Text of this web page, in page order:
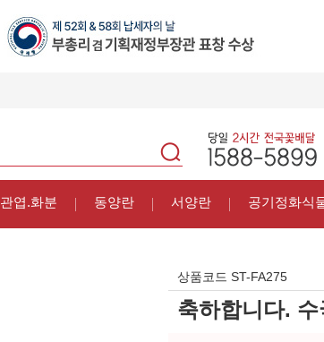
관엽.화분 동양란 서양란 공기정화식
상품코드 ST-FA275
축하합니다.